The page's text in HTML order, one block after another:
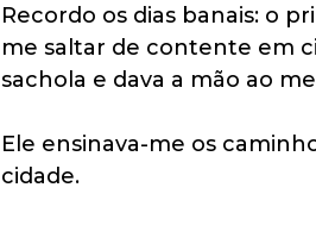
Recordo os dias banais: o
me saltar de contente em
sachola e dava a mão ao
Ele ensinava-me os
cidade.